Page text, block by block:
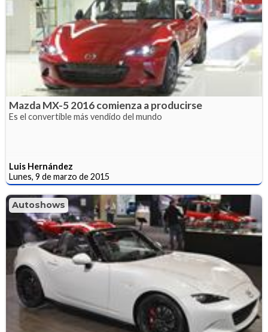
Mazda MX-5 2016 comienza a producirse
Es el convertible más vendido del mundo
Luis Hernández
Lunes, 9 de marzo de 2015
Autoshows